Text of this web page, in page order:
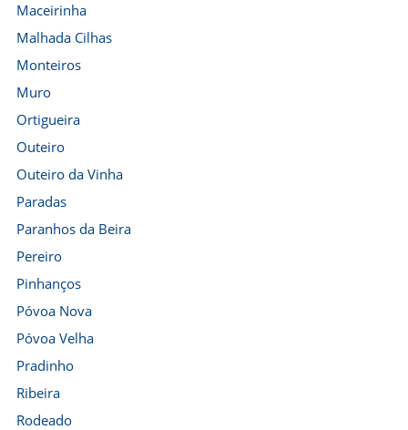
Maceirinha
Malhada Cilhas
Monteiros
Muro
Ortigueira
Outeiro
Outeiro da Vinha
Paradas
Paranhos da Beira
Pereiro
Pinhanços
Póvoa Nova
Póvoa Velha
Pradinho
Ribeira
Rodeado